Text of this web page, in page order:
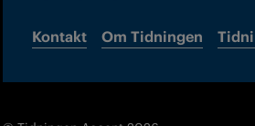
Kontakt Om Tidningen